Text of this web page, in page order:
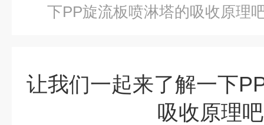
下PP旋流板喷淋塔的吸收原理
让我们一起来了解一下
吸收原理